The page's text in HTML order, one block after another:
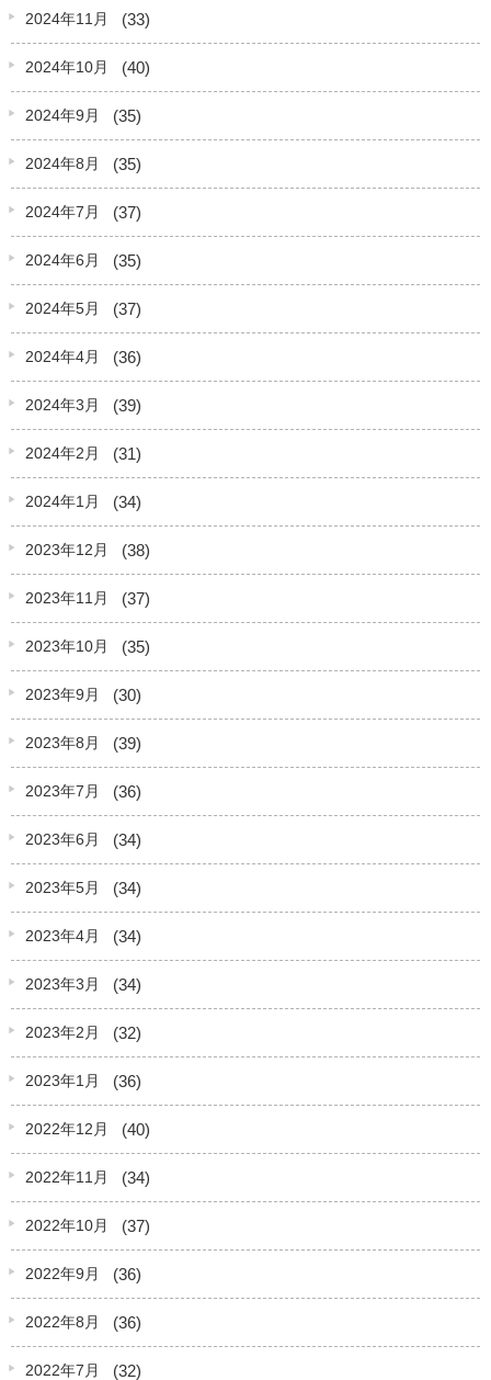
2024年11月 (33)
2024年10月 (40)
2024年9月 (35)
2024年8月 (35)
2024年7月 (37)
2024年6月 (35)
2024年5月 (37)
2024年4月 (36)
2024年3月 (39)
2024年2月 (31)
2024年1月 (34)
2023年12月 (38)
2023年11月 (37)
2023年10月 (35)
2023年9月 (30)
2023年8月 (39)
2023年7月 (36)
2023年6月 (34)
2023年5月 (34)
2023年4月 (34)
2023年3月 (34)
2023年2月 (32)
2023年1月 (36)
2022年12月 (40)
2022年11月 (34)
2022年10月 (37)
2022年9月 (36)
2022年8月 (36)
2022年7月 (32)